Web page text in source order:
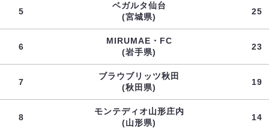
5
ベガルタ仙台
(宮城県)
25
6
MIRUMAE・FC
(岩手県)
23
7
ブラウブリッツ秋田
(秋田県)
19
8
モンテディオ山形庄内
(山形県)
14